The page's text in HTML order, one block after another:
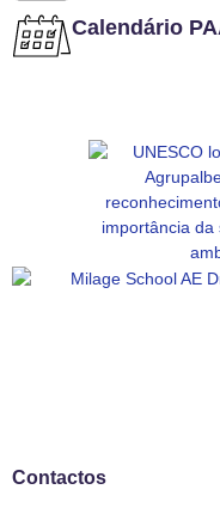
Calendário
Contactos